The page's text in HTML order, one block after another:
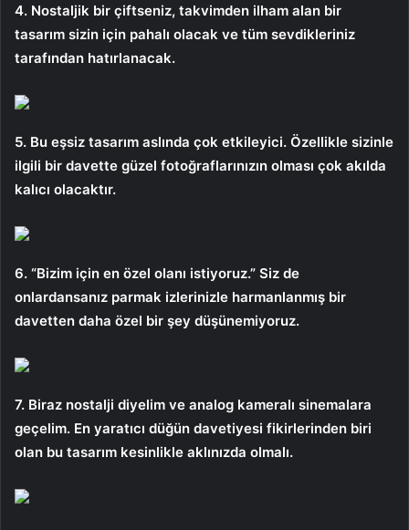
4. Nostaljik bir çiftseniz, takvimden ilham alan bir
tasarım sizin için pahalı olacak ve tüm sevdikleriniz
tarafından hatırlanacak.
5. Bu eşsiz tasarım aslında çok etkileyici. Özellikle sizinle
ilgili bir davette güzel fotoğraflarınızın olması çok akılda
kalıcı olacaktır.
6. “Bizim için en özel olanı istiyoruz.” Siz de
onlardansanız parmak izlerinizle harmanlanmış bir
davetten daha özel bir şey düşünemiyoruz.
7. Biraz nostalji diyelim ve analog kameralı sinemalara
geçelim. En yaratıcı düğün davetiyesi fikirlerinden biri
olan bu tasarım kesinlikle aklınızda olmalı.